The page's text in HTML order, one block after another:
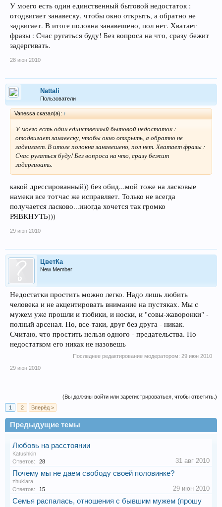
У моего есть один единственный бытовой недостаток :
отодвигает занавеску, чтобы окно открыть, а обратно не
задвигает. В итоге полокна занавешено, пол нет. Хватает
фразы : Счас ругаться буду! Без вопроса на что, сразу бежит
задергивать.
28 июн 2010
Nattali
Пользователи
Vanessa сказал(а): ↑
У моего есть один единственный бытовой недостаток :
отодвигает занавеску, чтобы окно открыть, а обратно не
задвигает. В итоге полокна занавешено, пол нет. Хватает фразы :
Счас ругаться буду! Без вопроса на что, сразу бежит
задергивать.
какой дрессированный)) без обид...мой тоже на ласковые
намеки все тотчас же исправляет. Только не всегда
получается ласково...иногда хочется так громко
РЯВКНУТЬ)))
29 июн 2010
ЦветКа
New Member
Недостатки простить можно легко. Надо лишь любить
человека и не акцентировать внимание на пустяках. Мы с
мужем уже прошли и тюбики, и носки, и "совы-жаворонки" -
полный арсенал. Но, все-таки, друг без друга - никак.
Считаю, что простить нельзя одного - предательства. Но
недостатком его никак не назовешь
Последнее редактирование модератором: 29 июн 2010
29 июн 2010
(Вы должны войти или зарегистрироваться, чтобы ответить.)
1
2 Вперёд >
Предыдущие темы
Любовь на расстоянии
Katushkin
Ответов:
28 31 авг 2010
Почему мы не даем свободу своей половинке?
zhuklara
Ответов:
15 29 июн 2010
Семья распалась, отношения с бывшим мужем (прошу